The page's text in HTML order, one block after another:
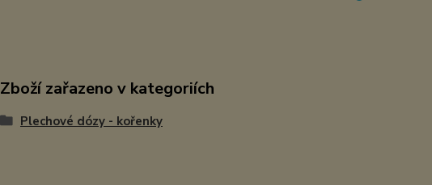
Zboží zařazeno v kategoriích
Plechové dózy - kořenky